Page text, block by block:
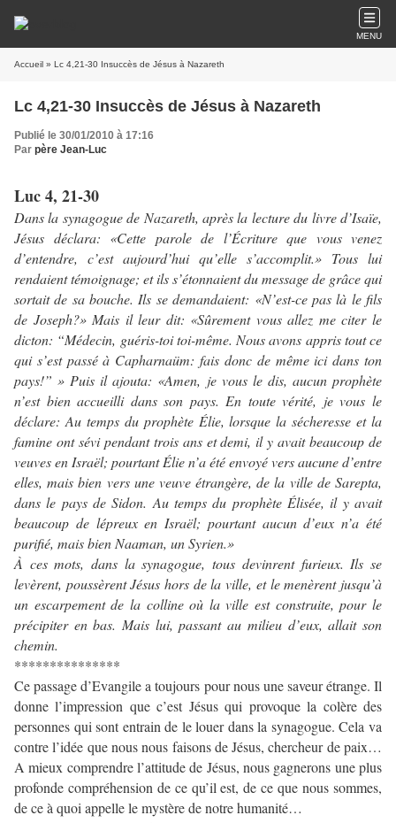
MENU
Accueil » Lc 4,21-30 Insuccès de Jésus à Nazareth
Lc 4,21-30 Insuccès de Jésus à Nazareth
Publié le 30/01/2010 à 17:16
Par père Jean-Luc
Luc 4, 21-30
Dans la synagogue de Nazareth, après la lecture du livre d’Isaïe,
Jésus déclara: «Cette parole de l’Écriture que vous venez
d’entendre, c’est aujourd’hui qu’elle s’accomplit.» Tous lui
rendaient témoignage; et ils s’étonnaient du message de grâce qui
sortait de sa bouche. Ils se demandaient: «N’est-ce pas là le fils
de Joseph?» Mais il leur dit: «Sûrement vous allez me citer le
dicton: “Médecin, guéris-toi toi-même. Nous avons appris tout ce
qui s’est passé à Capharnaüm: fais donc de même ici dans ton
pays!” » Puis il ajouta: «Amen, je vous le dis, aucun prophète
n’est bien accueilli dans son pays. En toute vérité, je vous le
déclare: Au temps du prophète Élie, lorsque la sécheresse et la
famine ont sévi pendant trois ans et demi, il y avait beaucoup de
veuves en Israël; pourtant Élie n’a été envoyé vers aucune d’entre
elles, mais bien vers une veuve étrangère, de la ville de Sarepta,
dans le pays de Sidon. Au temps du prophète Élisée, il y avait
beaucoup de lépreux en Israël; pourtant aucun d’eux n’a été
purifié, mais bien Naaman, un Syrien.»
À ces mots, dans la synagogue, tous devinrent furieux. Ils se
levèrent, poussèrent Jésus hors de la ville, et le menèrent jusqu’à
un escarpement de la colline où la ville est construite, pour le
précipiter en bas. Mais lui, passant au milieu d’eux, allait son
chemin.
***************
Ce passage d’Evangile a toujours pour nous une saveur étrange. Il
donne l’impression que c’est Jésus qui provoque la colère des
personnes qui sont entrain de le louer dans la synagogue. Cela va
contre l’idée que nous nous faisons de Jésus, chercheur de paix…
A mieux comprendre l’attitude de Jésus, nous gagnerons une plus
profonde compréhension de ce qu’il est, de ce que nous sommes,
de ce à quoi appelle le mystère de notre humanité…